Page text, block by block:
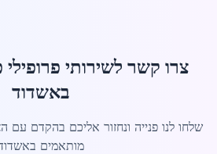
צרו קשר לשירותי
באשדוד
שלחו לנו פנייה ונחזור אליכם בהקדם עם
מותאמים